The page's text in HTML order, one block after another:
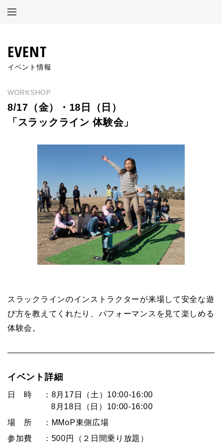
TOP【PHOTO MIYOTA】
ABOUT
NEWS
ARCHIVE
CONTACT
TICKET NOW ON SALE ▸
EVENT
イベント情報
WORKSHOP
8/17（金）・18日（日）
「スラックライン 体験会」
スラックラインのインストラクターが来場して安全な遊
び方を教えてくれたり、パフォーマンスを見て楽しめる
体験会。
イベント詳細
日 時
：8月17日（土）10:00-16:00
8月18日（日）10:00-16:00
場 所
：MMoP東側広場
参加費
：500円（２日間乗り放題）